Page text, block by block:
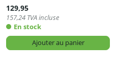
129,95
157,24 TVA incluse
En stock
Ajouter au panier